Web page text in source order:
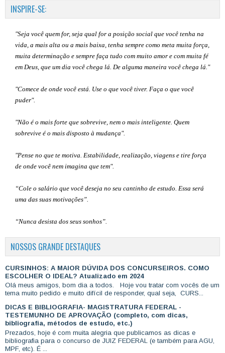
INSPIRE-SE:
"Seja você quem for, seja qual for a posição social que você tenha na
vida, a mais alta ou a mais baixa, tenha sempre como meta muita força,
muita determinação e sempre faça tudo com muito amor e com muita fé
em Deus, que um dia você chega lá. De alguma maneira você chega lá."
"Comece de onde você está. Use o que você tiver. Faça o que você
puder".
"Não é o mais forte que sobrevive, nem o mais inteligente. Quem
sobrevive é o mais disposto à mudança".
"Pense no que te motiva. Estabilidade, realização, viagens e tire força
de onde você nem imagina que tem".
“Cole o salário que você deseja no seu cantinho de estudo. Essa será
uma das suas motivações”
“Nunca desista dos seus sonhos”.
NOSSOS GRANDE DESTAQUES
CURSINHOS: A MAIOR DÚVIDA DOS CONCURSEIROS. COMO
ESCOLHER O IDEAL? Atualizado em 2024
Olá meus amigos, bom dia a todos. Hoje vou tratar com vocês de um
tema muito pedido e muito difícil de responder, qual seja, CURS...
DICAS E BIBLIOGRAFIA- MAGISTRATURA FEDERAL -
TESTEMUNHO DE APROVAÇÃO (completo, com dicas,
bibliografia, métodos de estudo, etc.)
Prezados, hoje é com muita alegria que publicamos as dicas e
bibliografia para o concurso de JUIZ FEDERAL (e também para AGU,
MPF, etc). É ...